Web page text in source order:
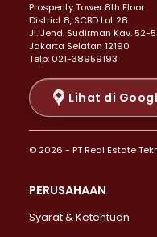
Properti Dijual di Menteng
Properti Dijual di Senen >
Properti Dijual di Tanah
Properti Dijual di Cikini >
Properti Dijual di Kramat >
Properti Dijual di Pasar
Properti Dijual di
Properti Dijual di
Properti Dijual di Lebak
Properti Dijual di
Prosperity Tower 8th Floor
District 8, SCBD Lot 28
JI. Jend. Sudirman Kav. 52-
Jakarta Selatan 12190
Telp: 021-38959193
Lihat di
© 2026 - PT Real Estate
PERUSAHAAN
Syarat & Ketentuan